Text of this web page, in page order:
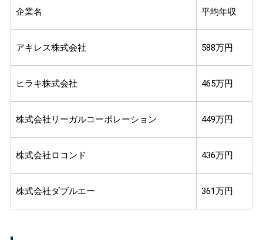
企業名 平均年収
アキレス株式会社 588万円
ヒラキ株式会社 465万円
株式会社リーガルコーポレーション 449万円
株式会社ロコンド 436万円
株式会社ダブルエー 361万円